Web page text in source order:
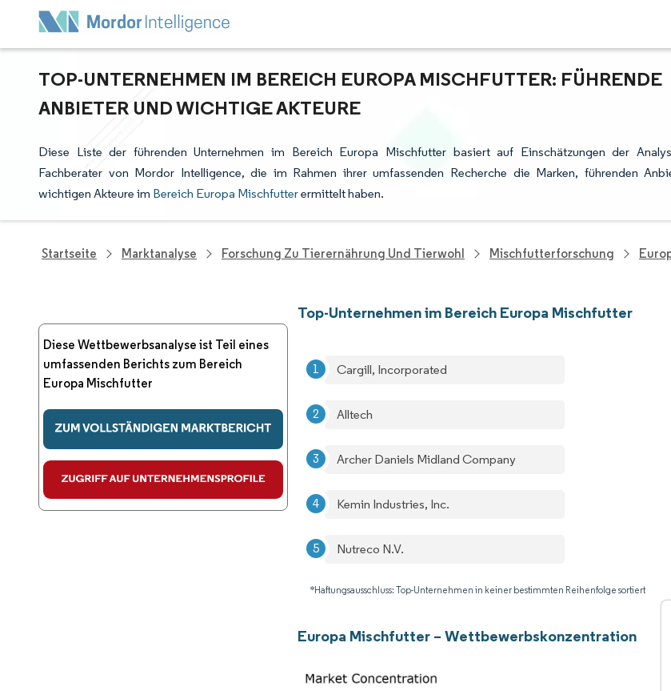
TOP-UNTERNEHMEN IM BEREICH EUROPA MISCHFUTTER: FÜHRENDE
ANBIETER UND WICHTIGE AKTEURE
Diese Liste der führenden Unternehmen im Bereich Europa Mischfutter basiert auf Einschätzungen der
Fachberater von Mordor Intelligence, die im Rahmen ihrer umfassenden Recherche die Marken, führenden
wichtigen Akteure im Bereich Europa Mischfutterermittelt haben.
Startseite Marktanalyse Forschung Zu Tierernährung Und Tierwohl Mischfutterforschung
Diese Wettbewerbsanalyse ist Teil eines
umfassenden Berichts zum Bereich
Europa Mischfutter
Top-Unternehmen im Bereich Europa Mischfutter
Cargill, Incorporated
Alltech
Archer Daniels Midland Company
Kemin Industries, Inc.
Nutreco N.V.
*Haftungsausschluss: Top-Unternehmen in keiner bestimmten Reihenfolge sortiert
Europa Mischfutter – Wettbewerbskonzentration